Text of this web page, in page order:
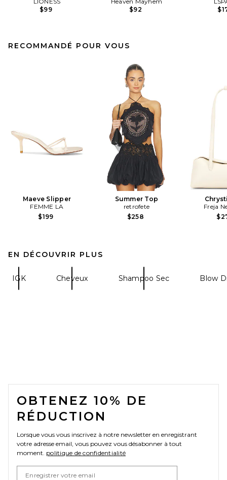
$99
$92
RECOMMANDÉ POUR VOUS
Maeve Slipper
FEMME LA
$199
Summer Top
retrofete
$258
Freja
EN DÉCOUVRIR PLUS
IGK Cheveux Shampoo Sec Blow
FOOTER
OBTENEZ 10% DE
RÉDUCTION
Lorsque vous vous inscrivez à notre newsletter en enregistrant
votre adresse email, vous pouvez vous désabonner à tout
moment. politique de confidentialité